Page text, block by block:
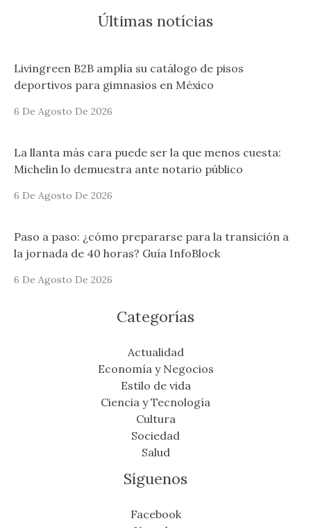
Últimas notícias
Livingreen B2B amplía su catálogo de pisos
deportivos para gimnasios en México
6 De Agosto De 2026
La llanta más cara puede ser la que menos cuesta:
Michelin lo demuestra ante notario público
6 De Agosto De 2026
Paso a paso: ¿cómo prepararse para la transición a
la jornada de 40 horas? Guía InfoBlock
6 De Agosto De 2026
Categorías
Actualidad
Economía y Negocios
Estilo de vida
Ciencia y Tecnología
Cultura
Sociedad
Salud
Síguenos
Facebook